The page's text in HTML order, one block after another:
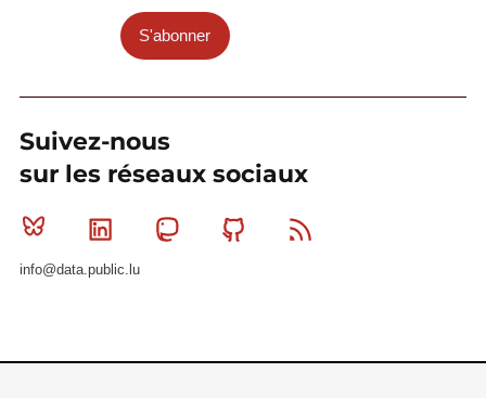
S'abonner
Suivez-nous
sur les réseaux sociaux
Bluesky Linkedin MastodonGithub
info@data.public.lu